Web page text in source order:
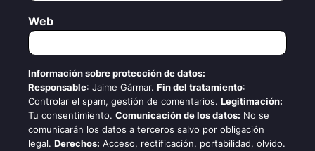
Web
Información sobre protección de datos:
Responsable: Jaime Gármar. Fin del tratamiento:
Controlar el spam, gestión de comentarios. Legitimación:
Tu consentimiento. Comunicación de los datos: No se
comunicarán los datos a terceros salvo por obligación
legal. Derechos: Acceso, rectificación, portabilidad, olvido.